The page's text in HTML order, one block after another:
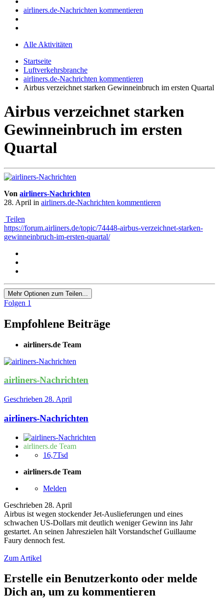
airliners.de-Nachrichten kommentieren
Alle Aktivitäten
Startseite
Luftverkehrsbranche
airliners.de-Nachrichten kommentieren
Airbus verzeichnet starken Gewinneinbruch im ersten Quartal
Airbus verzeichnet starken
Gewinneinbruch im ersten
Quartal
Von airliners-Nachrichten
28. April in airliners.de-Nachrichten kommentieren
Teilen
https://forum.airliners.de/topic/74448-airbus-verzeichnet-starken-
gewinneinbruch-im-ersten-quartal/
Mehr Optionen zum Teilen...
Folgen 1
Empfohlene Beiträge
airliners.de Team
airliners-Nachrichten
Geschrieben 28. April
airliners-Nachrichten
airliners.de Team
16,7Tsd
airliners.de Team
Melden
Geschrieben 28. April
Airbus ist wegen stockender Jet-Auslieferungen und eines
schwachen US-Dollars mit deutlich weniger Gewinn ins Jahr
gestartet. An seinen Jahreszielen hält Vorstandschef Guillaume
Faury dennoch fest.
Zum Artikel
Erstelle ein Benutzerkonto oder melde
Dich an, um zu kommentieren